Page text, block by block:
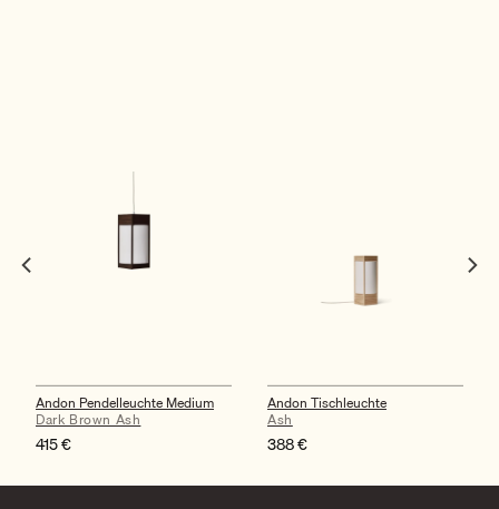
Andon Pendelleuchte Medium
Dark Brown Ash
415€
Andon Tischleuchte
Ash
388€